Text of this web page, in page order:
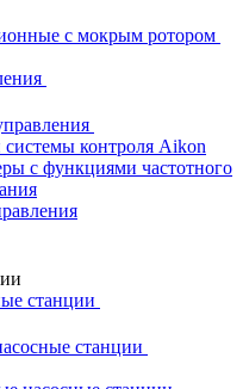
с мокрым ротором
контроля Aikon
с функциями частотного
станции
станции